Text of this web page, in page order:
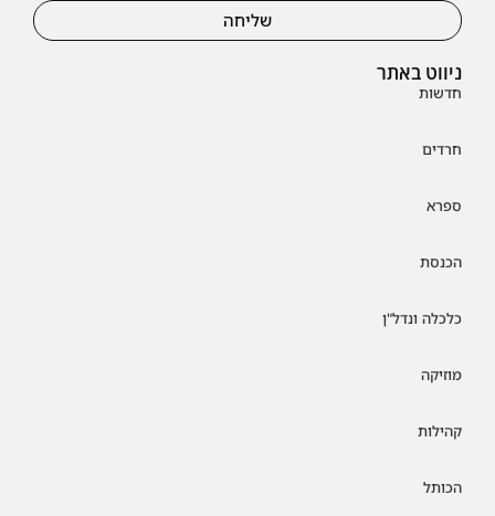
ניווט באתר
חדשות
חרדים
ספרא
הכנסת
כלכלה ונדל"ן
מוזיקה
קהילות
הכותל
שליחה